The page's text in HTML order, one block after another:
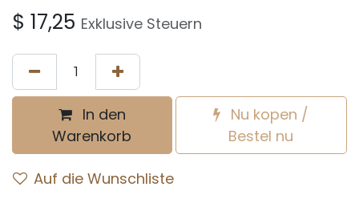
$ 17,25 Exklusive Steuern
In den
Warenkorb
Nu kopen /
Bestel nu
Auf die Wunschliste